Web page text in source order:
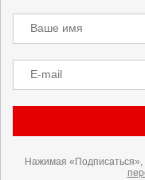
Ваше имя
E-mail
Нажимая «Подписаться»,